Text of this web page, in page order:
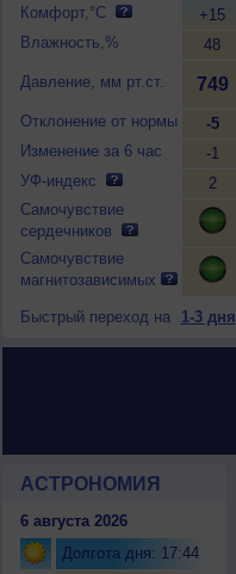
Комфорт,°C
Влажность,%
Давление, мм рт.ст.
Отклонение от нормы
Изменение за 6 час
УФ-индекс
Самочувствие
сердечников
Самочувствие
магнитозависимых
+15
48
749
-5
-1
2
Быстрый переход на 1-3 дня
АСТРОНОМИЯ
6 августа 2026
Долгота дня: 17:44